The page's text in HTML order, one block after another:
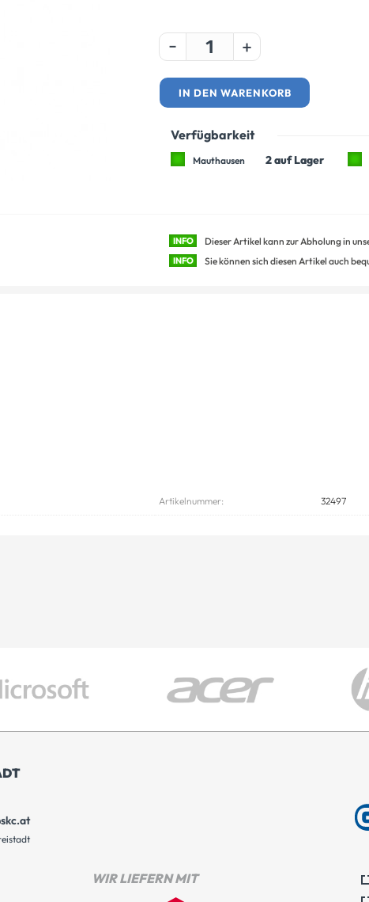
- +
IN DEN WARENKORB
INFO Dieser Artikel kann zur Abholung in
INFO Sie können sich diesen Artikel auch
Verfügbarkeit
Mauthausen 2 auf Lager
Artikelnummer: 32497
WIR LIEFERN MIT